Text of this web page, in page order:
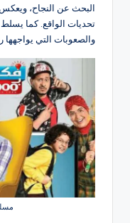
البحث عن النجاح،
تحديات الواقع. كما يسلط
والصعوبات التي يواجهها